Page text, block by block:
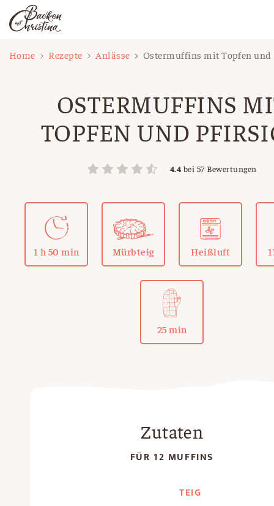
Inhalt
Home Rezepte Anlässe Ostermuffins mit Topfen
OSTERMUFFINS
TOPFEN UND
4.4 bei 57Bewertungen
1 h 50 min Mürbteig Heißluft
25 min
Zutaten
FÜR 12 MUFFINS
TEIG